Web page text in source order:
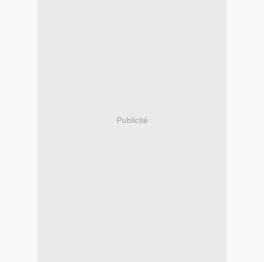
Publicité